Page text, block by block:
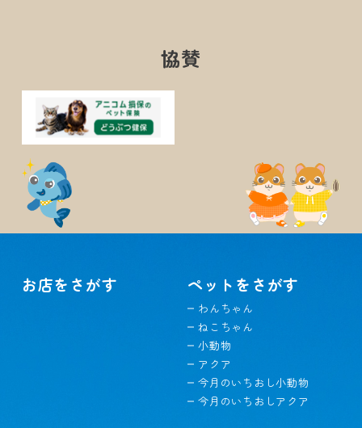
協賛
お店をさがす ペットをさがす
わんちゃん
ねこちゃん
小動物
アクア
今月のいちおし小動物
今月のいちおしアクア